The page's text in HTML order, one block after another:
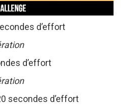
d’effort
d’effort
secondes d’effort